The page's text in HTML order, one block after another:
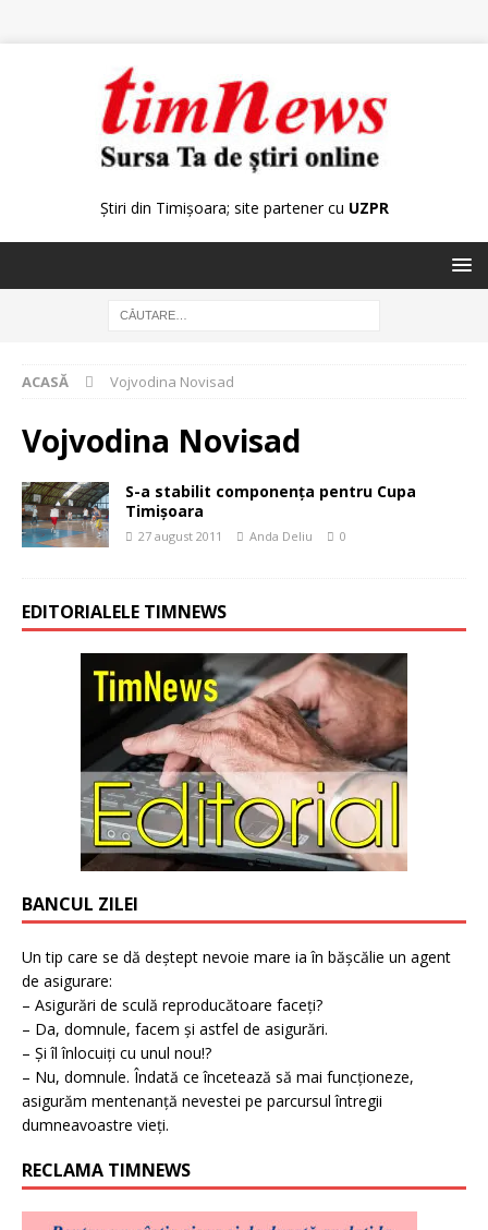
Știri din Timișoara; site partener cu UZPR
ACASĂ Vojvodina Novisad
Vojvodina Novisad
S-a stabilit componenţa pentru Cupa
Timişoara
27 august 2011 Anda Deliu 0
EDITORIALELE TIMNEWS
BANCUL ZILEI
Un tip care se dă deștept nevoie mare ia în bășcălie un agent
de asigurare:
– Asigurări de sculă reproducătoare faceți?
– Da, domnule, facem și astfel de asigurări.
– Și îl înlocuiți cu unul nou!?
– Nu, domnule. Îndată ce încetează să mai funcționeze,
asigurăm mentenanță nevestei pe parcursul întregii
dumneavoastre vieți.
RECLAMA TIMNEWS